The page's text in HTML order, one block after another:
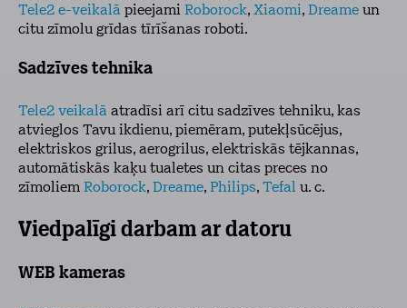
Tele2 e-veikalā pieejami Roborock, Xiaomi, Dreame un
citu zīmolu grīdas tīrīšanas roboti.
Sadzīves tehnika
Tele2 veikalā atradīsi arī citu sadzīves tehniku, kas
atvieglos Tavu ikdienu, piemēram, putekļsūcējus,
elektriskos grilus, aerogrilus, elektriskās tējkannas,
automātiskās kaķu tualetes un citas preces no
zīmoliem Roborock, Dreame, Philips, Tefal u. c.
Viedpalīgi darbam ar datoru
WEB kameras